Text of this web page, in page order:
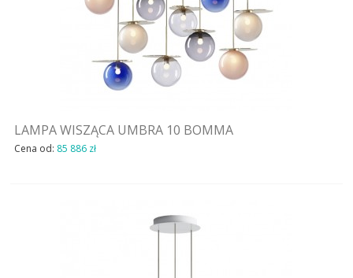
LAMPA WISZĄCA UMBRA 10 BOMMA
Cena od: 85 886 zł